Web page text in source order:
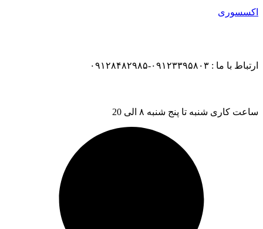
اکسسوری
ارتباط با ما : ۰۹۱۲۳۳۹۵۸۰۳-۰۹۱۲۸۴۸۲۹۸۵
ساعت کاری شنبه تا پنج شنبه ۸ الی 20